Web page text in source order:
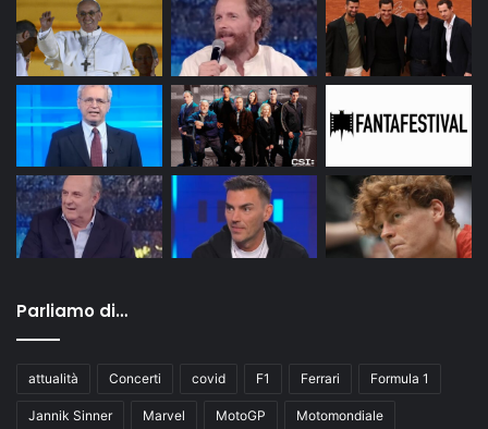
Parliamo di…
attualità Concerti covid F1 Ferrari Formula 1
Jannik Sinner Marvel MotoGP Motomondiale